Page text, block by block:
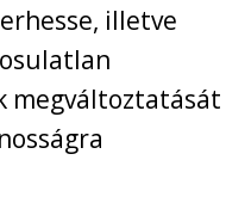
illetve
megváltoztatását